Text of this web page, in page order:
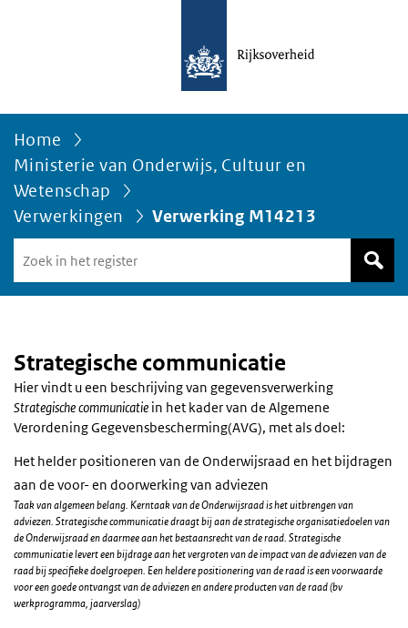
Home
Ministerie van Onderwijs, Cultuur en
Wetenschap
Verwerkingen
Verwerking M14213
in
het
Strategische communicatie
Hier vindt u een beschrijving van gegevensverwerking
Strategische communicatie in het kader van de Algemene
Verordening Gegevensbescherming(AVG), met als doel:
Het helder positioneren van de Onderwijsraad en het bijdragen
aan de voor- en doorwerking van adviezen
Taak van algemeen belang. Kerntaak van de Onderwijsraad is het uitbrengen van
adviezen. Strategische communicatie draagt bij aan de strategische organisatiedoelen van
de Onderwijsraad en daarmee aan het bestaansrecht van de raad. Strategische
communicatie levert een bijdrage aan het vergroten van de impact van de adviezen van de
raad bij specifieke doelgroepen. Een heldere positionering van de raad is een voorwaarde
voor een goede ontvangst van de adviezen en andere producten van de raad (bv
werkprogramma, jaarverslag)